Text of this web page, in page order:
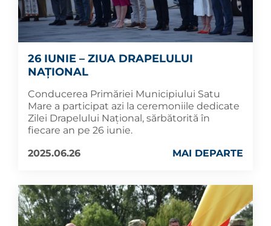
26 IUNIE – ZIUA DRAPELULUI
NAȚIONAL
Conducerea Primăriei Municipiului Satu
Mare a participat azi la ceremoniile dedicate
Zilei Drapelului Național, sărbătorită în
fiecare an pe 26 iunie.
2025.06.26
MAI DEPARTE